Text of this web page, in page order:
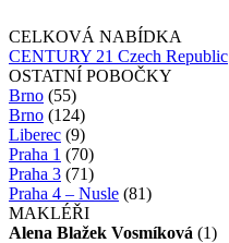
CELKOVÁ NABÍDKA
CENTURY 21 Czech Republic
OSTATNÍ POBOČKY
Brno (55)
Brno (124)
Liberec (9)
Praha 1 (70)
Praha 3 (71)
Praha 4 – Nusle (81)
MAKLÉŘI
Alena Blažek Vosmíková (1)